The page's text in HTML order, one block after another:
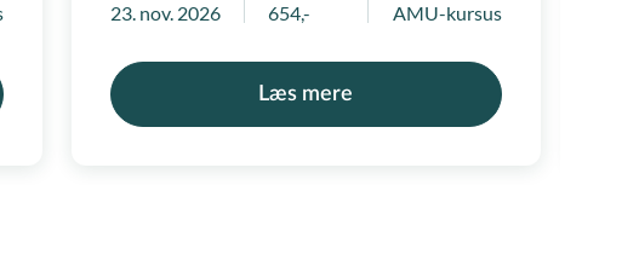
Regionale positivlister
23. nov. 2026 654,- AMU-kursus
Læs mere